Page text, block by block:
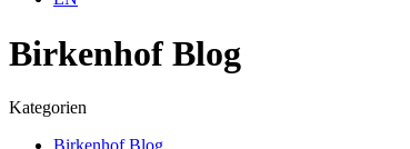
Birkenhof Blog
Kategorien